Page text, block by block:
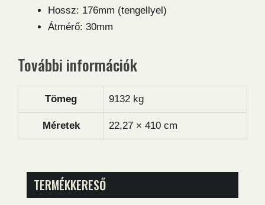
Hossz: 176mm (tengellyel)
Átmérő: 30mm
További információk
Tömeg 9132 kg
Méretek 22,27 × 410 cm
TERMÉKKERESŐ